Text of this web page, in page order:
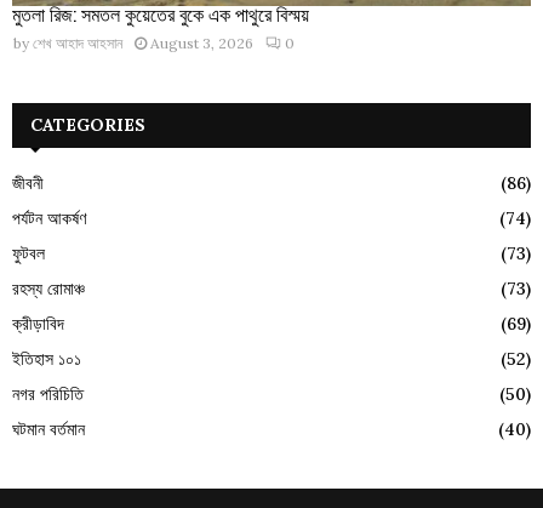
মুতলা রিজ: সমতল কুয়েতের বুকে এক পাথুরে বিস্ময়
by শেখ আহাদ আহসান August 3, 2026 0
CATEGORIES
জীবনী
(86)
পর্যটন আকর্ষণ
(74)
ফুটবল
(73)
রহস্য রোমাঞ্চ
(73)
ক্রীড়াবিদ
(69)
ইতিহাস ১০১
(52)
নগর পরিচিতি
(50)
ঘটমান বর্তমান
(40)